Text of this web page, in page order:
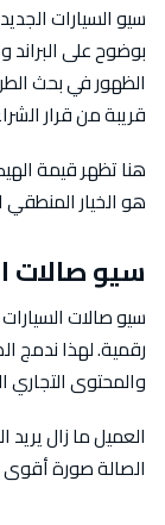
سيو السيارات
بوضوح على
الظهور في بحث
قريبة من قرار
هنا تظهر قيمة
هو الخيار المنطقي
سيو صالات
سيو صالات
رقمية. لهذا ندمج
والمحتوى
العميل ما زال
الصالة صورة أقوى